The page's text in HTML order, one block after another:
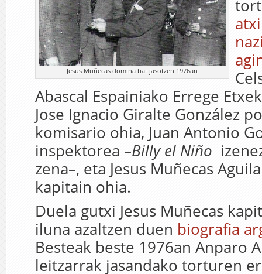
Jesus Muñecas domina bat jasotzen 1976an
Abascal Espainiako Errege
Jose Ignacio Giralte González
komisario ohia, Juan Antonio
inspektorea –Billy el Niño
zena–, eta Jesus Muñecas
kapitain ohia.
Duela gutxi Jesus Muñecas
iluna azaltzen duen biografia
Besteak beste 1976an Anparo
leitzarrak jasandako torturen